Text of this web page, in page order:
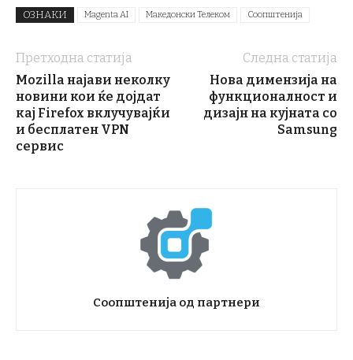
ОЗНАКИ Magenta AI Македонски Телеком Соопштенија
Претходна статија
Mozilla најави неколку
новини кои ќе дојдат
кај Firefox вклучувајќи
и бесплатен VPN
сервис
Следна статија
Нова димензија на
функционалност и
дизајн на кујната со
Samsung
Соопштенија од партнери